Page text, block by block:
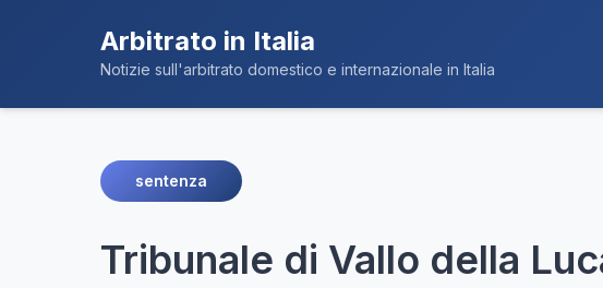
Arbitrato in Italia
Notizie sull'arbitrato domestico e internazionale in Italia
sentenza
Tribunale di Vallo della